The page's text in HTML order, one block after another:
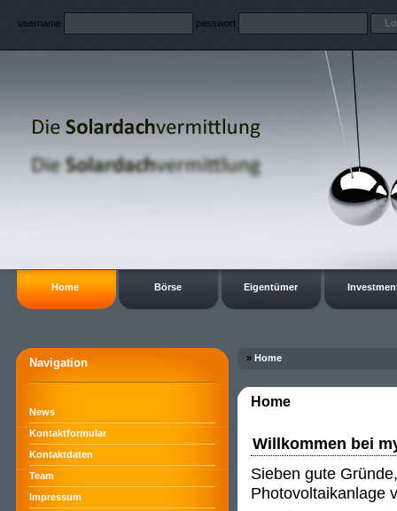
username passwort
Home Börse Eigentümer
Navigation
News
Kontaktformular
Kontaktdaten
Team
Impressum
» Home
Home
Willkommen bei
Sieben gute
Photovoltaikanlage